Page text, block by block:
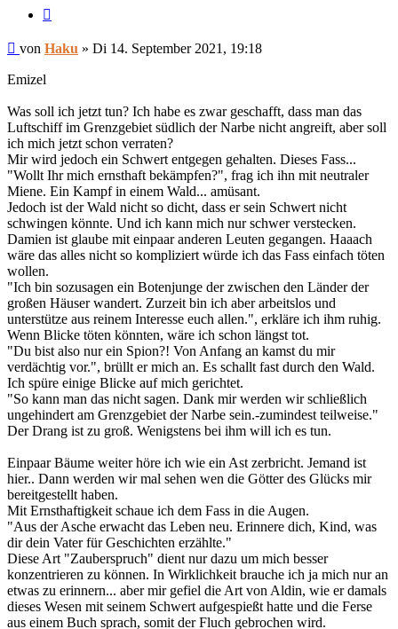
Beitrag
von Haku » Di 14. September 2021, 19:18
Emizel
Was soll ich jetzt tun? Ich habe es zwar geschafft, dass man das
Luftschiff im Grenzgebiet südlich der Narbe nicht angreift, aber soll
ich mich jetzt schon verraten?
Mir wird jedoch ein Schwert entgegen gehalten. Dieses Fass...
"Wollt Ihr mich ernsthaft bekämpfen?", frag ich ihn mit neutraler
Miene. Ein Kampf in einem Wald... amüsant.
Jedoch ist der Wald nicht so dicht, dass er sein Schwert nicht
schwingen könnte. Und ich kann mich nur schwer verstecken.
Damien ist glaube mit einpaar anderen Leuten gegangen. Haaach
wäre das alles nicht so kompliziert würde ich das Fass einfach töten
wollen.
"Ich bin sozusagen ein Botenjunge der zwischen den Länder der
großen Häuser wandert. Zurzeit bin ich aber arbeitslos und
unterstütze aus reinem Interesse euch allen.", erkläre ich ihm ruhig.
Wenn Blicke töten könnten, wäre ich schon längst tot.
"Du bist also nur ein Spion?! Von Anfang an kamst du mir
verdächtig vor.", brüllt er mich an. Es schallt fast durch den Wald.
Ich spüre einige Blicke auf mich gerichtet.
"So kann man das nicht sagen. Dank mir werden wir schließlich
ungehindert am Grenzgebiet der Narbe sein.-zumindest teilweise."
Der Drang ist zu groß. Wenigstens bei ihm will ich es tun.
Einpaar Bäume weiter höre ich wie ein Ast zerbricht. Jemand ist
hier.. Dann werden wir mal sehen wen die Götter des Glücks mir
bereitgestellt haben.
Mit Ernsthaftigkeit schaue ich dem Fass in die Augen.
"Aus der Asche erwacht das Leben neu. Erinnere dich, Kind, was
dir dein Vater für Geschichten erzählte."
Diese Art "Zauberspruch" dient nur dazu um mich besser
konzentrieren zu können. In Wirklichkeit brauche ich ja mich nur an
etwas zu erinnern... aber mir gefiel die Art von Aldin, wie er damals
dieses Wesen mit seinem Schwert aufgespießt hatte und die Ferse
aus einem Buch sprach, somit der Fluch gebrochen wird.